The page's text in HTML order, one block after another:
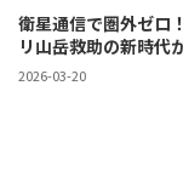
衛星通信で圏外ゼロ
リ山岳救助の新時代
2026-03-20